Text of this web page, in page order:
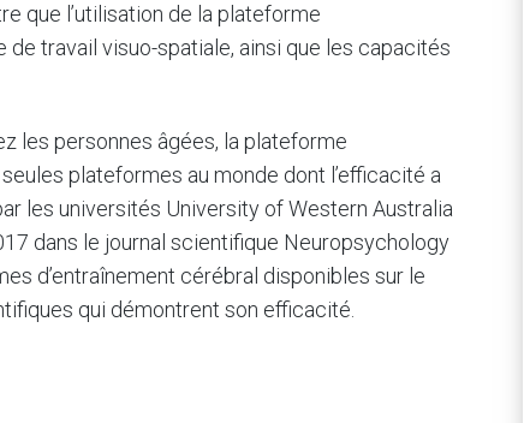
que l’utilisation de la plateforme
de travail visuo-spatiale, ainsi que les capacités
les personnes âgées, la plateforme
plateformes au monde dont l’efficacité a
les universités University of Western Australia
dans le journal scientifique Neuropsychology
d’entraînement cérébral disponibles sur le
qui démontrent son efficacité.